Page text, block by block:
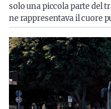
solo una piccola parte del
ne rappresentava il cuore